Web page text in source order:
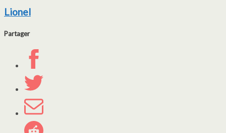
Lionel
Partager